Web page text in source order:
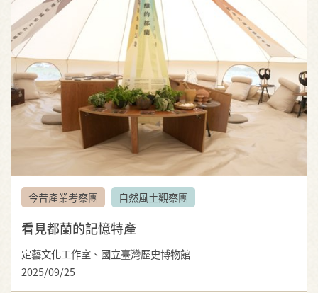
今昔產業考察團 自然風土觀察團
看見都蘭的記憶特產
定藝文化工作室、國立臺灣歷史博物館
2025/09/25